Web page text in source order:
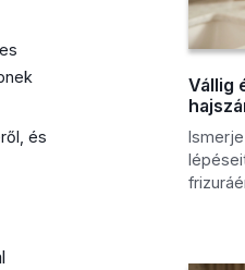
és
Vállig